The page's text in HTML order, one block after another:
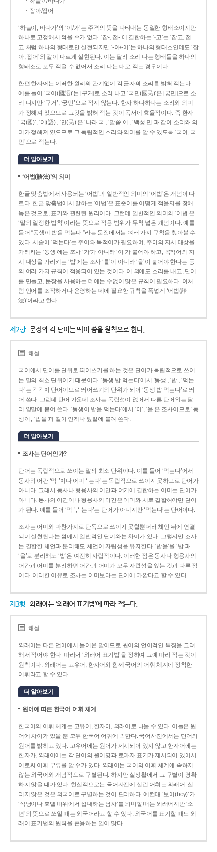
잡아/접어
‘하늘이, 바다가’의 ‘이/가’는 주격의 뜻을 나타내는 동일한 형태소이지만
하나로 고정해서 적을 수가 없다. ‘잡-, 접-’에 결합하는 ‘-고’는 ‘잡고, 접
고’처럼 하나의 형태로만 실현되지만 ‘-아/-어’는 하나의 형태소인데도 ‘잡
아, 접어’와 같이 다르게 실현된다. 이는 달리 소리 나는 형태들을 하나의
형태소로 모두 적을 수 없어서 소리 나는 대로 적는 경우이다.
한편 한자어는 이러한 원리와 관계없이 각 글자의 소리를 밝혀 적는다.
예를 들어 ‘국어(國語)’는 [구거]로 소리 나고 ‘국민(國民)’은 [궁민]으로 소
리 나지만 ‘구거’, ‘궁민’으로 적지 않는다. 한자 하나하나는 소리와 의미
가 정해져 있으므로 그것을 밝혀 적는 것이 독서에 효율적이다. 즉 한자
‘국(國)’, ‘어(語)’, ‘민(民)’은 ‘나라 국’, ‘말씀 어’, ‘백성 민’과 같이 소리와 의
미가 정해져 있으므로 그 독립적인 소리와 의미를 알 수 있도록 ‘국어, 국
민’으로 적는다.
더 알아보기
‘어법(語法)’의 의미
한글 맞춤법에서 사용되는 ‘어법’과 일반적인 의미의 ‘어법’은 개념이 다
르다. 한글 맞춤법에서 말하는 ‘어법’은 표준어를 어떻게 적을지를 정해
놓은 것으로, 표기와 관련된 원리이다. 그런데 일반적인 의미의 ‘어법’은
‘말의 일정한 법칙’이라는 뜻으로 적용 범위가 무척 넓은 개념이다. 예를
들어 “동생이 밥을 먹는다.”라는 문장에서는 여러 가지 규칙을 찾아볼 수
있다. 서술어 ‘먹는다’는 주어와 목적어가 필요하며, 주어의 지시 대상을
가리키는 ‘동생’에는 조사 ‘가’가 아니라 ‘이’가 붙어야 하고, 목적어의 지
시 대상을 가리키는 ‘밥’에는 조사 ‘를’이 아니라 ‘을’이 붙어야 한다는 등
의 여러 가지 규칙이 적용되어 있는 것이다. 이 외에도 소리를 내고, 단어
를 만들고, 문장을 사용하는 데에는 수없이 많은 규칙이 필요하다. 이처
럼 언어를 조직하거나 운영하는 데에 필요한 규칙을 폭넓게 ‘어법(語
法)’이라고 한다.
제2항 문장의 각 단어는 띄어 씀을 원칙으로 한다.
해설
국어에서 단어를 단위로 띄어쓰기를 하는 것은 단어가 독립적으로 쓰이
는 말의 최소 단위이기 때문이다. ‘동생 밥 먹는다’에서 ‘동생’, ‘밥’, ‘먹는
다’는 각각이 단어이므로 띄어쓰기의 단위가 되어 ‘동생 밥 먹는다’로 띄
어 쓴다. 그런데 단어 가운데 조사는 독립성이 없어서 다른 단어와는 달
리 앞말에 붙여 쓴다. ‘동생이 밥을 먹는다’에서 ‘이’, ‘을’은 조사이므로 ‘동
생이’, ‘밥을’과 같이 언제나 앞말에 붙여 쓴다.
더 알아보기
조사는 단어인가?
단어는 독립적으로 쓰이는 말의 최소 단위이다. 예를 들어 ‘먹는다’에서
동사의 어간 ‘먹-­’이나 어미 ‘­-는다’는 독립적으로 쓰이지 못하므로 단어가
아니다. 그래서 동사나 형용사의 어간과 여기에 결합하는 어미는 단어가
아니다. 동사의 어간이나 형용사의 어간은 어미와 서로 결합해야만 단어
가 된다. 예를 들어 ‘먹-’, ‘-는다’는 단어가 아니지만 ‘먹는다’는 단어이다.
조사는 어미와 마찬가지로 단독으로 쓰이지 못할뿐더러 체언 뒤에 연결
되어 실현된다는 점에서 일반적인 단어와는 차이가 있다. 그렇지만 조사
는 결합한 체언과 분리해도 체언이 자립성을 유지한다. ‘밥을’을 ‘밥’과
‘을’로 분리해도 ‘밥’은 여전히 자립적이다. 이러한 점은 동사나 형용사의
어간과 어미를 분리하면 어간과 어미가 모두 자립성을 잃는 것과 다른 점
이다. 이러한 이유로 조사는 어미보다는 단어에 가깝다고 할 수 있다.
제3항 외래어는 ‘외래어 표기법’에 따라 적는다.
해설
외래어는 다른 언어에서 들어온 말이므로 원어의 언어적인 특징을 고려
해서 적어야 한다. 따라서 ‘외래어 표기법’을 정하여 그에 따라 적는 것이
원칙이다. 외래어는 고유어, 한자어와 함께 국어의 어휘 체계에 정착한
어휘라고 할 수 있다.
더 알아보기
원어에 따른 한국어 어휘 체계
한국어의 어휘 체계는 고유어, 한자어, 외래어로 나눌 수 있다. 이들은 원
어에 차이가 있을 뿐 모두 한국어 어휘에 속한다. 국어사전에서는 단어의
원어를 밝히고 있다. 고유어에는 원어가 제시되어 있지 않고 한자어에는
한자가, 외래어에는 각 단어의 원어명과 로마자 표기가 제시되어 있어서
이로써 어휘 부류를 알 수가 있다. 외래어는 국어의 어휘 체계에 속하지
않는 외국어와 개념적으로 구별된다. 하지만 실생활에서 그 구별이 명확
하지 않을 때가 있다. 현실적으로는 국어사전에 실린 어휘는 외래어, 실
리지 않은 것은 외국어로 구별하는 것이 편리하다. 예컨대 ‘보이(boy)’가
‘식당이나 호텔 따위에서 접대하는 남자’를 의미할 때는 외래어지만 ‘소
년’의 뜻으로 쓰일 때는 외국어라고 할 수 있다. 외국어를 표기할 때도 외
래어 표기법의 원칙을 준용하는 일이 많다.